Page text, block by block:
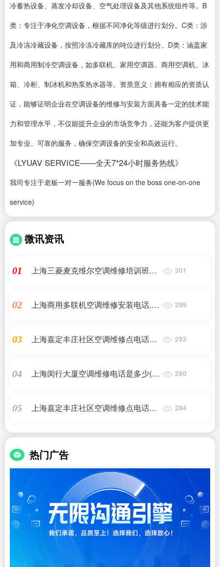
冷蓄热设备、蒸发冷却设备、空气处理设备及其他系统组件等。B
类：专注于净化空调设备，根据不同净化等级进行划分。C类：涉
及冷冻冷藏设备，按照冷冻冷藏库的吨位进行划分。D类：涵盖家
用和商用制冷空调设备，如多联机、家用空调器、商用空调机、冰
箱、冷柜、制冰机和热泵热水器等。资质意义：拥有相应的资质认
证，能够证明企业在空调设备的维修与安装方面具备一定的技术能
力和管理水平，不仅能提升企业的市场竞争力，还能为客户提供更
加专业、可靠的服务，确保空调设备的安全和高效运行。
《LYUAV SERVICE——全天7*24小时服务热线》
我司专注于老板一对一服务(We focus on the boss one-on-one
service)
微讯资讯
01
上海三菱麦克维尔空调维修培训班地
301
02
上海商用多联机空调维修安装电话,多
299
03
上海嘉定丰庄社区空调维修点电话多
293
04
上海闵行大厦空调维修电话是多少(哪
290
05
上海嘉定丰庄社区空调维修点电话多
吗)24小时维修电话
284
热门广告